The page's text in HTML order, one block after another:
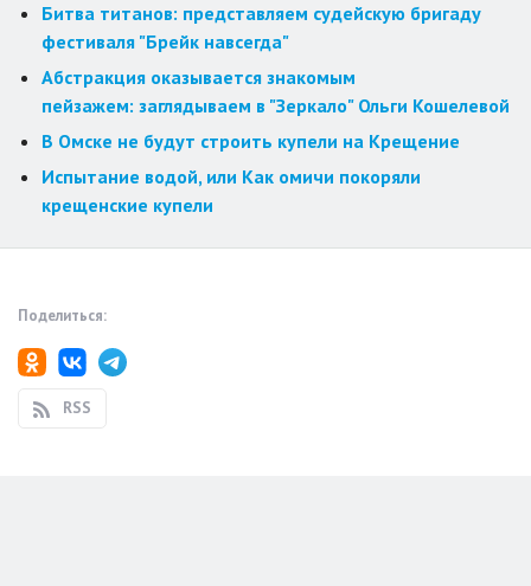
Битва титанов: представляем судейскую бригаду
фестиваля "Брейк навсегда"
Абстракция оказывается знакомым
пейзажем: заглядываем в "Зеркало" Ольги Кошелевой
В Омске не будут строить купели на Крещение
Испытание водой, или Как омичи покоряли
крещенские купели
Поделиться:
RSS